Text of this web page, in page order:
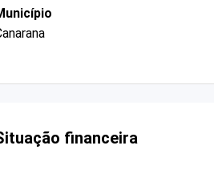
financeira